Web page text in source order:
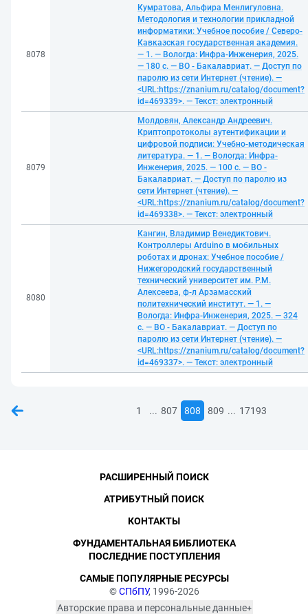
8078
Кумратова, Альфира Менлигуловна.
Методология и технологии прикладной
информатики: Учебное пособие / Северо-
Кавказская государственная академия.
— 1. — Вологда: Инфра-Инженерия, 2025.
— 180 с. — ВО - Бакалавриат. — Доступ по
паролю из сети Интернет (чтение). —
<URL:https://znanium.ru/catalog/document?
id=469339>. — Текст: электронный
8079
Молдовян, Александр Андреевич.
Криптопротоколы аутентификации и
цифровой подписи: Учебно-методическая
литература. — 1. — Вологда: Инфра-
Инженерия, 2025. — 100 с. — ВО -
Бакалавриат. — Доступ по паролю из
сети Интернет (чтение). —
<URL:https://znanium.ru/catalog/document?
id=469338>. — Текст: электронный
8080
Кангин, Владимир Венедиктович.
Контроллеры Аrduino в мобильных
роботах и дронах: Учебное пособие /
Нижегородский государственный
технический университет им. Р.М.
Алексеева, ф-л Арзамасский
политехнический институт. — 1. —
Вологда: Инфра-Инженерия, 2025. — 324
с. — ВО - Бакалавриат. — Доступ по
паролю из сети Интернет (чтение). —
<URL:https://znanium.ru/catalog/document?
id=469337>. — Текст: электронный
1 ... 807 808 809 ... 17193
©СПбПУ, 1996-2026
Авторские права и персональные данные
РАСШИРЕННЫЙ ПОИСК
АТРИБУТНЫЙ ПОИСК
КОНТАКТЫ
ФУНДАМЕНТАЛЬНАЯ БИБЛИОТЕКА
ПОСЛЕДНИЕ ПОСТУПЛЕНИЯ
САМЫЕ ПОПУЛЯРНЫЕ РЕСУРСЫ